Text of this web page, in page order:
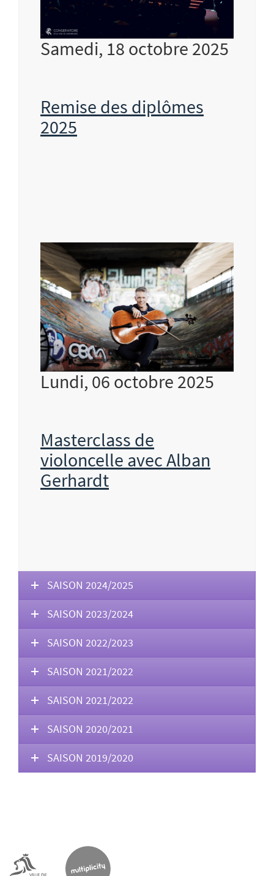
Samedi, 18 octobre 2025
Remise des diplômes
2025
Lundi, 06 octobre 2025
Masterclass de
violoncelle avec Alban
Gerhardt
SAISON 2024/2025
SAISON 2023/2024
SAISON 2022/2023
SAISON 2021/2022
SAISON 2021/2022
SAISON 2020/2021
SAISON 2019/2020